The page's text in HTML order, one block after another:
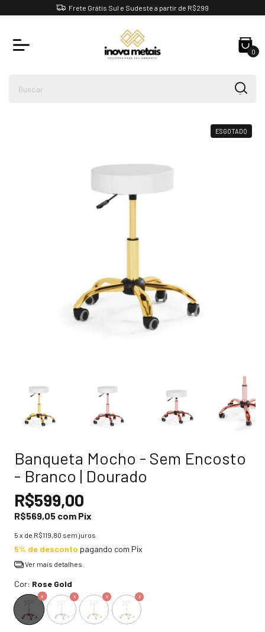
Frete Grátis Sul e Sudeste a partir de R$299
0
ESGOTADO
Banqueta Mocho - Sem Encosto
- Branco | Dourado
R$599,00
R$569,05 com Pix
5 x de R$119,80 sem juros
5% de desconto pagando com Pix
Ver mais detalhes
Cor: Rose Gold